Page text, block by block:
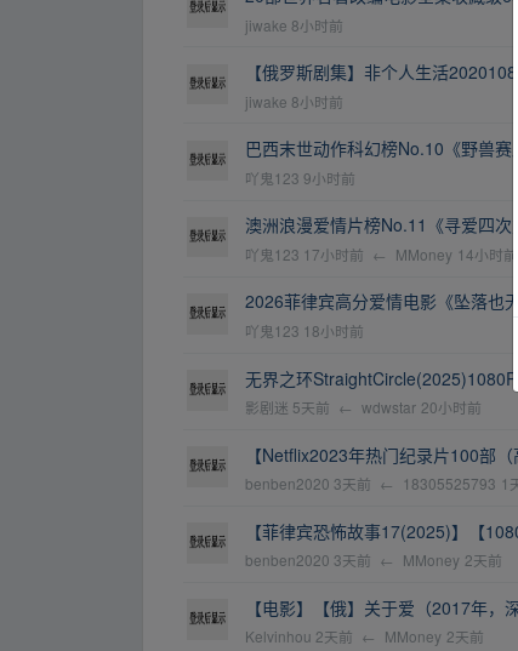
jiwake 8小时前
【俄罗斯剧集】非个人生活
jiwake 8小时前
巴西末世动作科幻榜No.10《野兽赛
吖鬼123 9小时前
澳洲浪漫爱情片榜No.11《寻爱四
吖鬼123 17小时前 ← MMoney 14小时前
2026菲律宾高分爱情电影《坠落也
吖鬼123 18小时前
无界之环StraightCircle(2025)1080P
影剧迷 5天前 ← wdwstar 20小时前
【Netflix2023年热门纪录片100部
benben2020 3天前 ← 18305525793 1
【菲律宾恐怖故事17(2025)】【
benben2020 3天前 ← MMoney 2天前
【电影】【俄】关于爱（2017年
Kelvinhou 2天前 ← MMoney 2天前